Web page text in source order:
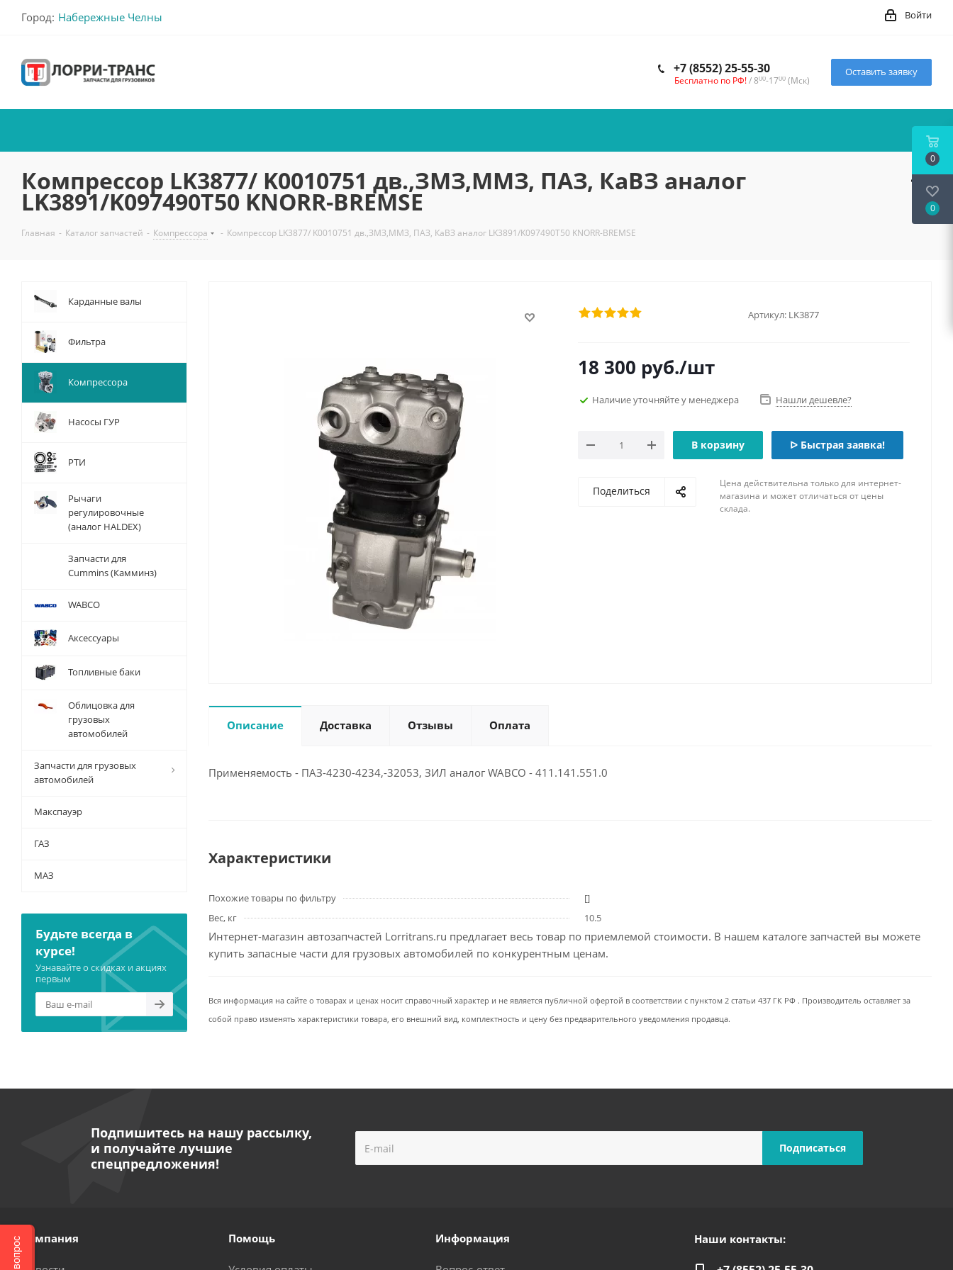
Город: Набережные Челны Войти
+7 (8552) 25-55-30
Бесплатно по РФ!/ 800-1700 (Мск)
Оставить заявку
Компрессор LK3877/ K0010751 дв.,ЗМЗ,ММЗ, ПАЗ, КаВЗ аналог
LK3891/K097490Т50 KNORR-BREMSE
Главная - Каталог запчастей - Компрессора - Компрессор LK3877/ K0010751 дв.,ЗМЗ,ММЗ, ПАЗ, КаВЗ аналог LK3891/K097490Т50 KNORR-BREMSE
Артикул: LK3877
18 300 руб./шт
Наличие уточняйте у менеджера Нашли дешевле?
В корзину ᐅ Быстрая заявка!
Поделиться
Цена действительна только для интернет-
магазина и может отличаться от цены
склада.
Описание Доставка Отзывы Оплата
Применяемость - ПАЗ-4230-4234,-32053, ЗИЛ аналог WABCO - 411.141.551.0
Характеристики
Похожие товары по фильтру
[]
Вес, кг
10.5
Интернет-магазин автозапчастей Lorritrans.ru предлагает весь товар по приемлемой стоимости. В нашем каталоге запчастей вы можете
купить запасные части для грузовых автомобилей по конкурентным ценам.
Вся информация на сайте о товарах и ценах носит справочный характер и не является публичной офертой в соответствии с пунктом 2 статьи 437 ГК РФ . Производитель оставляет за
собой право изменять характеристики товара, его внешний вид, комплектность и цену без предварительного уведомления продавца.
Карданные валы
Фильтра
Компрессора
Насосы ГУР
РТИ
Рычаги
регулировочные
(аналог HALDEX)
Запчасти для
Cummins (Камминз)
WABCO
Аксессуары
Топливные баки
Облицовка для
грузовых
автомобилей
Запчасти для грузовых
автомобилей
Макспауэр
ГАЗ
МАЗ
Будьте всегда в
курсе!
Узнавайте о скидках и акциях
первым
Подпишитесь на нашу рассылку,
и получайте лучшие
спецпредложения!
Компания Помощь Информация Наши контакты:
0
0